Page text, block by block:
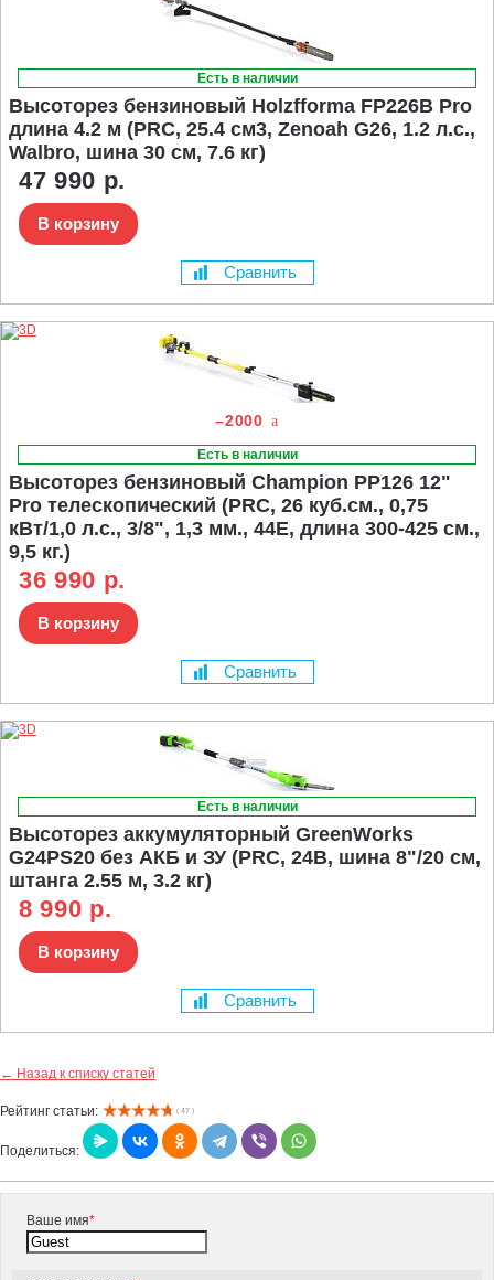
Есть в наличии
Высоторез бензиновый Holzfforma FP226B Pro
длина 4.2 м (PRC, 25.4 см3, Zenoah G26, 1.2 л.с.,
Walbro, шина 30 см, 7.6 кг)
47 990 р.
В корзину
Сравнить
–2000
Есть в наличии
Высоторез бензиновый Champion PP126 12"
Pro телескопический (PRC, 26 куб.см., 0,75
кВт/1,0 л.с., 3/8", 1,3 мм., 44E, длина 300-425 см.,
9,5 кг.)
36 990 р.
В корзину
Сравнить
Есть в наличии
Высоторез аккумуляторный GreenWorks
G24PS20 без АКБ и ЗУ (PRC, 24В, шина 8"/20 см,
штанга 2.55 м, 3.2 кг)
8 990 р.
В корзину
Сравнить
← Назад к списку статей
Рейтинг статьи: ( 47 )
Поделиться:
Ваше имя*